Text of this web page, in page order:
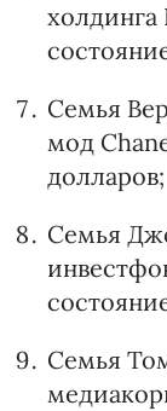
Семья
мод
долларов;
Семья
Семья